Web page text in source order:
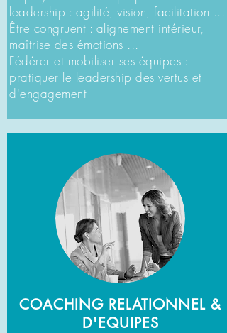
leadership : agilité, vision, facilitation ...
Être congruent : alignement intérieur,
maîtrise des émotions ...
Fédérer et mobiliser ses équipes :
pratiquer le leadership des vertus et
d'engagement
COACHING RELATIONNEL &
D'EQUIPES